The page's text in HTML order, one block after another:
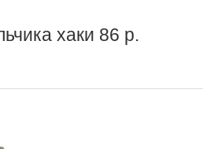
хаки 86 р.